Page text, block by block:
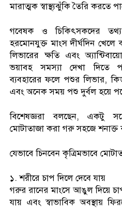
মারাত্মক স্বাস্থ্যঝুঁকি তৈরি করতে
গবেষক ও চিকিৎসকদের
হরমোনযুক্ত মাংস দীর্ঘদিন খেলে
লিভারের ক্ষতি এবং
ভয়াবহ সমস্যা দেখা দিতে
ব্যবহারের ফলে পশুর লিভার,
এবং অনেক সময় পশু দুর্বল হয়ে
বিশেষজ্ঞরা বলছেন, একটু
মোটাতাজা করা গরু সহজে শনাক্ত
যেভাবে চিনবেন কৃত্রিমভাবে
১. শরীরে চাপ দিলে দেবে যায়
গরুর রানের মাংসে আঙুল দিয়ে
যায় এবং স্বাভাবিক অবস্থায়